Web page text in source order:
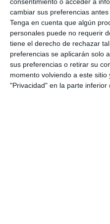
cambiar sus preferencias
Tenga en cuenta que algún
personales puede no requerir
tiene el derecho de rechazar
preferencias se aplicarán solo
sus preferencias o retirar su
momento volviendo a este
"Privacidad" en la parte inferior